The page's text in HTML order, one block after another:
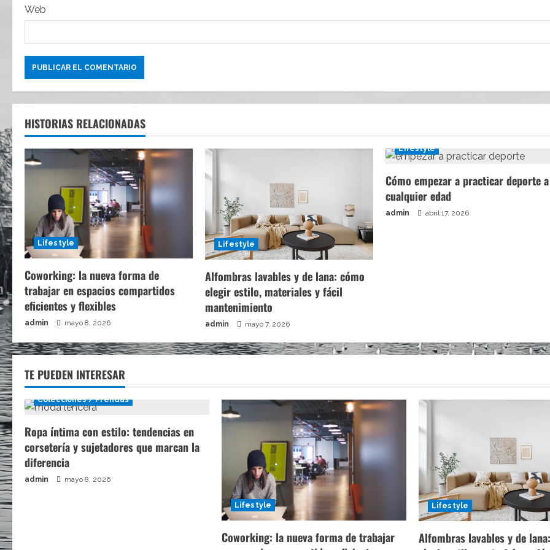
a
d
a
s
Web
HISTORIAS RELACIONADAS
Lifestyle
Coworking: la nueva forma de
trabajar en espacios compartidos
eficientes y flexibles
admin mayo 8, 2026
Lifestyle
Alfombras lavables y de lana: cómo
elegir estilo, materiales y fácil
mantenimiento
admin mayo 7, 2026
Lifestyle
Cómo empezar a practicar deporte a
cualquier edad
admin abril 17, 2026
TE PUEDEN INTERESAR
Colecciones / Prendas
Ropa íntima con estilo: tendencias en
corsetería y sujetadores que marcan la
diferencia
admin mayo 8, 2026
Lifestyle
Coworking: la nueva forma de trabajar
Lifestyle
Alfombras lavables y de